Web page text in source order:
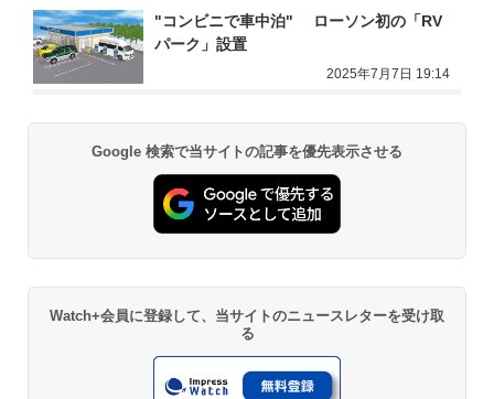
"コンビニで車中泊" 　ローソン初の「RV
パーク」設置
2025年7月7日 19:14
Google 検索で当サイトの記事を優先表示させる
Watch+会員に登録して、当サイトのニュースレターを受け取
る